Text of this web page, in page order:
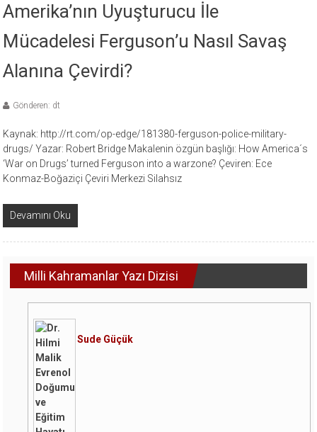
Amerika’nın Uyuşturucu İle
Mücadelesi Ferguson’u Nasıl Savaş
Alanına Çevirdi?
Gönderen: dt
Kaynak: http://rt.com/op-edge/181380-ferguson-police-military-
drugs/ Yazar: Robert Bridge Makalenin özgün başlığı: How America´s
‘War on Drugs’ turned Ferguson into a warzone? Çeviren: Ece
Konmaz-Boğaziçi Çeviri Merkezi Silahsız
Devamını Oku
Milli Kahramanlar Yazı Dizisi
Sude Güçük